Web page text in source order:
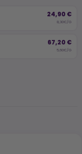
24,90 €
8,30€/G
67,20 €
5,60€/G